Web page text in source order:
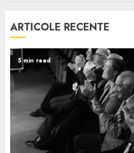
ARTICOLE RECENTE
5 min read